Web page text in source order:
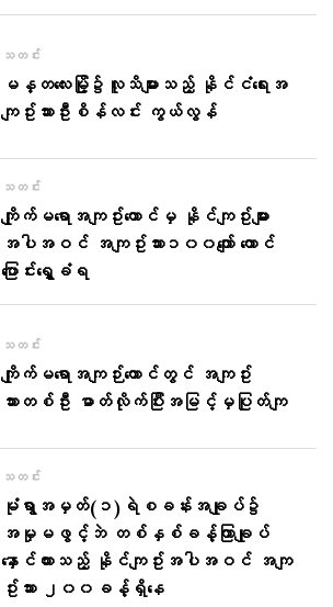
သတင်း
မန္တလေးမြို့၌လူသိများသည့် နိုင်ငံရေးအ
ကျဥ်းသားဦးစိန်လင်း ကွယ်လွန်
သတင်း
ကျိုက်မရောအကျဥ်းထောင်မှ နိုင်ကျဥ်းများ
အပါအဝင် အကျဥ်းသား၁၀၀ကျော် ထောင်
ပြောင်းရွှေ့ခံရ
သတင်း
ကျိုက်မရောအကျဉ်းထောင်တွင် အကျဥ်း
သားတစ်ဦး ဓာတ်လိုက်ပြီးအမြင့်မှပြုတ်ကျ
သတင်း
မုံရွာအမှတ်(၁)ရဲစခန်းအချုပ်၌
အမှုမဖွင့်ဘဲ တစ်နှစ်ခန့်ကြာချုပ်
နှောင်ထားသည့် နိုင်ကျဥ်းအပါအဝင် အကျ
ဥ်းသား ၂၀၀ခန့်ရှိနေ